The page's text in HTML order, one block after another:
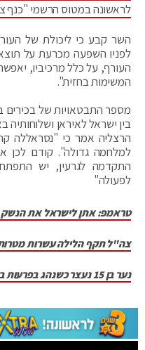
לראשונה במטוס הרשמי "כנף
השר קבע כי ליכולת של
לפניו השפעה מכרעת על
העורף, על כלל מרכיביו,
המשימות בחזית".
מספר התבטאויות של
בין ישראל לאיראן
הרצליה אמר כי "נסראללה
למלחמה גדולה". קודם לכן
התקדמה לגרעין, יש
לפעולה"
טראמפ: אתן לישראל את
צה"ל תקף הלילה עשרות מטרות
נער בן 15 נעצר כשנהג בפרעות בטרקטורון